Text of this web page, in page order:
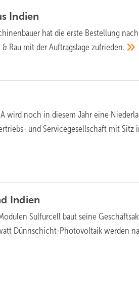
Indien
hat die erste Bestellung
Rau mit der Auftragslagezufrieden.
wird noch in diesem Jahr eine
und Servicegesellschaft mit Sitz
Indien
Sulfurcell baut seine
Dünnschicht-Photovoltaik werden